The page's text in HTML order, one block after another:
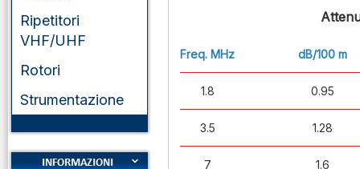
Ripetitori
VHF/UHF
Rotori
Strumentazione
Freq. MHz dB/100 m
1.8 0.95
3.5 1.28
7 1.6